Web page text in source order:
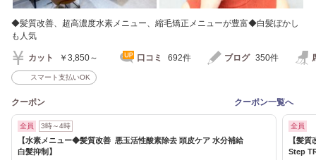
◆髪質改善、超高濃度水素メニュー、縮毛矯正メニューが豊富◆白髪ぼかし
も人気
カット ￥3,850～ 口コミ 692件 ブログ 350件
スマート支払いOK
クーポン クーポン一覧へ
全員 3時～4時
【水素メニュー◆髪質改善 悪玉活性酸素除去 頭皮ケア 水分補給
白髪抑制】
全員
【髪
Step